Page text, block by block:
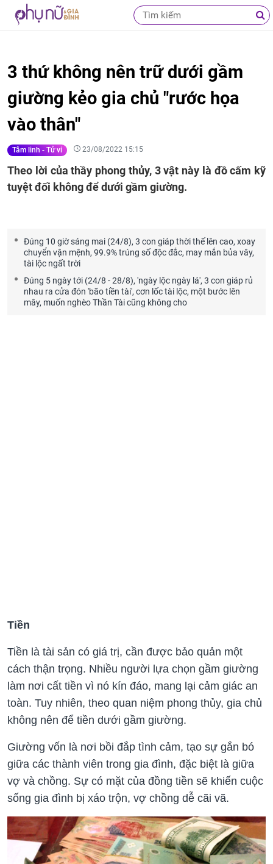
3 thứ không nên trữ dưới gầm
giường kẻo gia chủ "rước họa
vào thân"
Tâm linh - Tử vi 23/08/2022 15:15
Theo lời của thầy phong thủy, 3 vật này là đồ cấm kỹ
tuyệt đối không để dưới gầm giường.
Đúng 10 giờ sáng mai (24/8), 3 con giáp thời thế lên cao, xoay
chuyển vận mệnh, 99.9% trúng số độc đắc, may mắn bủa vây,
tài lộc ngất trời
Đúng 5 ngày tới (24/8 - 28/8), 'ngày lộc ngày lá', 3 con giáp rủ
nhau ra cửa đón 'bão tiền tài', cơn lốc tài lộc, một bước lên
mây, muốn nghèo Thần Tài cũng không cho
Tiền
Tiền là tài sản có giá trị, cần được bảo quản một
cách thận trọng. Nhiều người lựa chọn gầm giường
làm nơi cất tiền vì nó kín đáo, mang lại cảm giác an
toàn. Tuy nhiên, theo quan niệm phong thủy, gia chủ
không nên để tiền dưới gầm giường.
Giường vốn là nơi bồi đắp tình cảm, tạo sự gắn bó
giữa các thành viên trong gia đình, đặc biệt là giữa
vợ và chồng. Sự có mặt của đồng tiền sẽ khiến cuộc
sống gia đình bị xáo trộn, vợ chồng dễ cãi vã.